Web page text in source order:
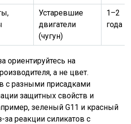
Устаревшие
двигатели
(чугун)
1–2
года
ориентируйтесь на
а не цвет.
с разными присадками
защитных свойств и
зеленый G11 и красный
реакции силикатов с